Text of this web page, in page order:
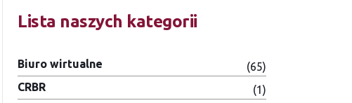
Lista naszych kategorii
Biuro wirtualne
(65)
CRBR
(1)